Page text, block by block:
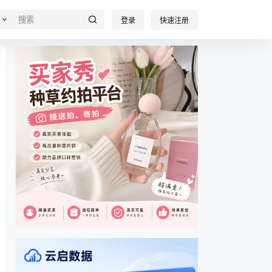
登录 快速注册